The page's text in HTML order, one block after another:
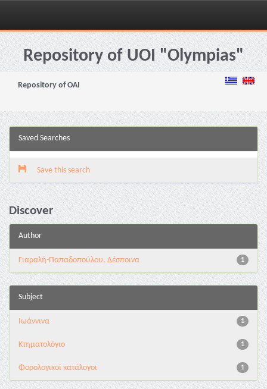
Skip
navigationRepository of UOI "Olympias"
Repository of OAI
Saved Searches
Save this search
Discover
Author
1
Γιαραλή-Παπαδοπούλου, Δέσποινα
Subject
1
Ιωάννινα
1
Κτηματολόγιο
1
Φορολογικοί κατάλογοι